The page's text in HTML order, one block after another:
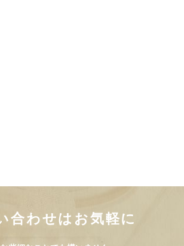
合わせはお気軽に